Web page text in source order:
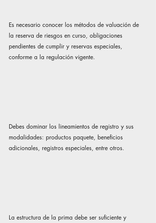
Es necesario conocer los métodos de valuación de
la reserva de riesgos en curso, obligaciones
pendientes de cumplir y reservas especiales,
conforme a la regulación vigente.
Debes dominar los lineamientos de registro y sus
modalidades: productos paquete, beneficios
adicionales, registros especiales, entre otros.
La estructura de la prima debe ser suficiente y